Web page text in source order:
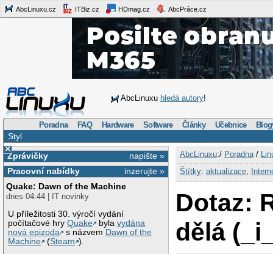
AbcLinuxu.cz ITBiz.cz HDmag.cz AbcPráce.cz
AbcLinuxu hledá autory!
Poradna FAQ Hardware Software Články Učebnice
Styl
×
napište »
Zprávičky
inzerujte »
Pracovní nabídky
Quake: Dawn of the Machine
dnes 04:44 | IT novinky
U příležitosti 30. výročí vydání
počítačové hryQuake bylavydána
nová epizoda
s názvem Dawn of the
Machine
(Steam ).
AbcLinuxu:/ Poradna/
Štítky: aktualizace,
Dotaz:
dělá